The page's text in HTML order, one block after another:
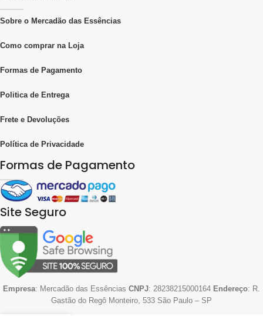
Sobre o Mercadão das Essências
Como comprar na Loja
Formas de Pagamento
Politica de Entrega
Frete e Devoluções
Política de Privacidade
Formas de Pagamento
Site Seguro
Empresa: Mercadão das Essências CNPJ: 28238215000164 Endereço: R.
Gastão do Regô Monteiro, 533 São Paulo – SP